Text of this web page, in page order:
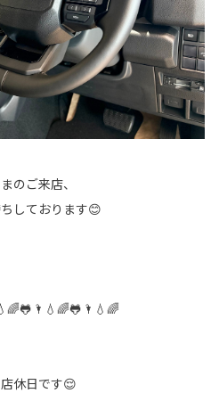
のご来店、
しております😊
休日です😌